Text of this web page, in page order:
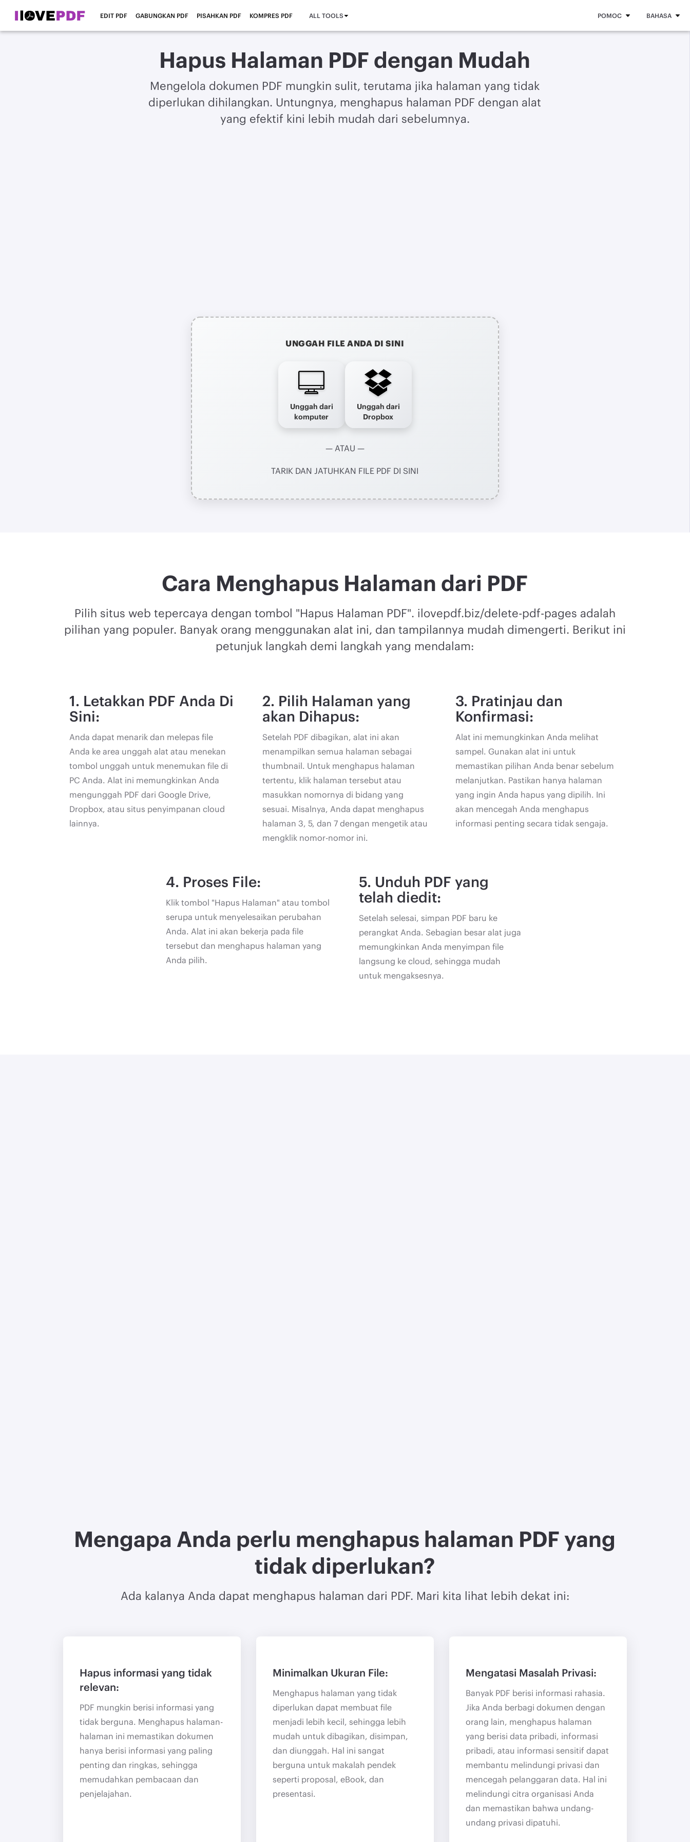
EDIT PDF GABUNGKAN PDF PISAHKAN PDF KOMPRES PDF ALL TOOLS POMOC BAHASA
Hapus Halaman PDF dengan Mudah
Mengelola dokumen PDF mungkin sulit, terutama jika halaman yang tidak
diperlukan dihilangkan. Untungnya, menghapus halaman PDF dengan alat
yang efektif kini lebih mudah dari sebelumnya.
UNGGAH FILE ANDA DI SINI
Unggah dari
komputer
Unggah dari
Dropbox
— ATAU —
TARIK DAN JATUHKAN FILE PDF DI SINI
Cara Menghapus Halaman dari PDF
Pilih situs web tepercaya dengan tombol "Hapus Halaman PDF". ilovepdf.biz/delete-pdf-pages adalah
pilihan yang populer. Banyak orang menggunakan alat ini, dan tampilannya mudah dimengerti. Berikut ini
petunjuk langkah demi langkah yang mendalam:
1. Letakkan PDF Anda Di
Sini:
Anda dapat menarik dan melepas file
Anda ke area unggah alat atau menekan
tombol unggah untuk menemukan file di
PC Anda. Alat ini memungkinkan Anda
mengunggah PDF dari Google Drive,
Dropbox, atau situs penyimpanan cloud
lainnya.
2. Pilih Halaman yang
akan Dihapus:
Setelah PDF dibagikan, alat ini akan
menampilkan semua halaman sebagai
thumbnail. Untuk menghapus halaman
tertentu, klik halaman tersebut atau
masukkan nomornya di bidang yang
sesuai. Misalnya, Anda dapat menghapus
halaman 3, 5, dan 7 dengan mengetik atau
mengklik nomor-nomor ini.
3. Pratinjau dan
Konfirmasi:
Alat ini memungkinkan Anda melihat
sampel. Gunakan alat ini untuk
memastikan pilihan Anda benar sebelum
melanjutkan. Pastikan hanya halaman
yang ingin Anda hapus yang dipilih. Ini
akan mencegah Anda menghapus
informasi penting secara tidak sengaja.
4. Proses File:
Klik tombol "Hapus Halaman" atau tombol
serupa untuk menyelesaikan perubahan
Anda. Alat ini akan bekerja pada file
tersebut dan menghapus halaman yang
Anda pilih.
5. Unduh PDF yang
telah diedit:
Setelah selesai, simpan PDF baru ke
perangkat Anda. Sebagian besar alat juga
memungkinkan Anda menyimpan file
langsung ke cloud, sehingga mudah
untuk mengaksesnya.
Mengapa Anda perlu menghapus halaman PDF yang
tidak diperlukan?
Ada kalanya Anda dapat menghapus halaman dari PDF. Mari kita lihat lebih dekat ini:
Hapus informasi yang tidak
relevan:
PDF mungkin berisi informasi yang
tidak berguna. Menghapus halaman-
halaman ini memastikan dokumen
hanya berisi informasi yang paling
penting dan ringkas, sehingga
memudahkan pembacaan dan
penjelajahan.
Minimalkan Ukuran File:
Menghapus halaman yang tidak
diperlukan dapat membuat file
menjadi lebih kecil, sehingga lebih
mudah untuk dibagikan, disimpan,
dan diunggah. Hal ini sangat
berguna untuk makalah pendek
seperti proposal, eBook, dan
presentasi.
Mengatasi Masalah Privasi:
Banyak PDF berisi informasi rahasia.
Jika Anda berbagi dokumen dengan
orang lain, menghapus halaman
yang berisi data pribadi, informasi
pribadi, atau informasi sensitif dapat
membantu melindungi privasi dan
mencegah pelanggaran data. Hal ini
melindungi citra organisasi Anda
dan memastikan bahwa undang-
undang privasi dipatuhi.